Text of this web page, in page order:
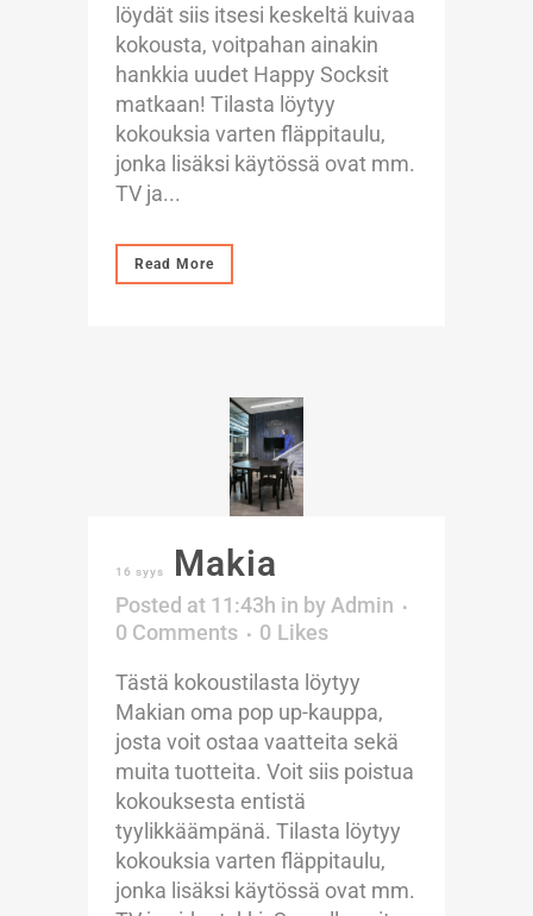
löydät siis itsesi keskeltä kuivaa
kokousta, voitpahan ainakin
hankkia uudet Happy Socksit
matkaan! Tilasta löytyy
kokouksia varten fläppitaulu,
jonka lisäksi käytössä ovat mm.
TV ja...
Read More
16 syys Makia
Posted at 11:43h in by Admin
0 Comments
0 Likes
Tästä kokoustilasta löytyy
Makian oma pop up-kauppa,
josta voit ostaa vaatteita sekä
muita tuotteita. Voit siis poistua
kokouksesta entistä
tyylikkäämpänä. Tilasta löytyy
kokouksia varten fläppitaulu,
jonka lisäksi käytössä ovat mm.